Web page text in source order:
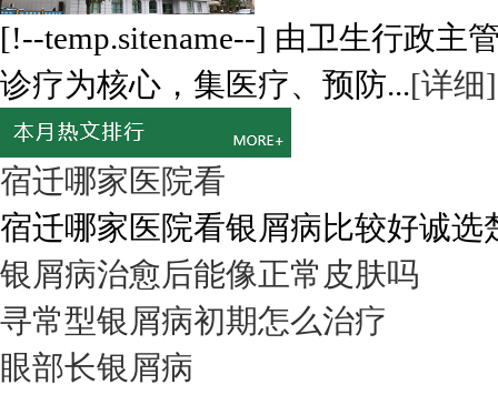
[!--temp.sitename--] 由卫生行政主
诊疗为核心，集医疗、预防...[详细]
宿迁哪家医院看
宿迁哪家医院看银屑病比较好诚选
银屑病治愈后能像正常皮肤吗
寻常型银屑病初期怎么治疗
眼部长银屑病